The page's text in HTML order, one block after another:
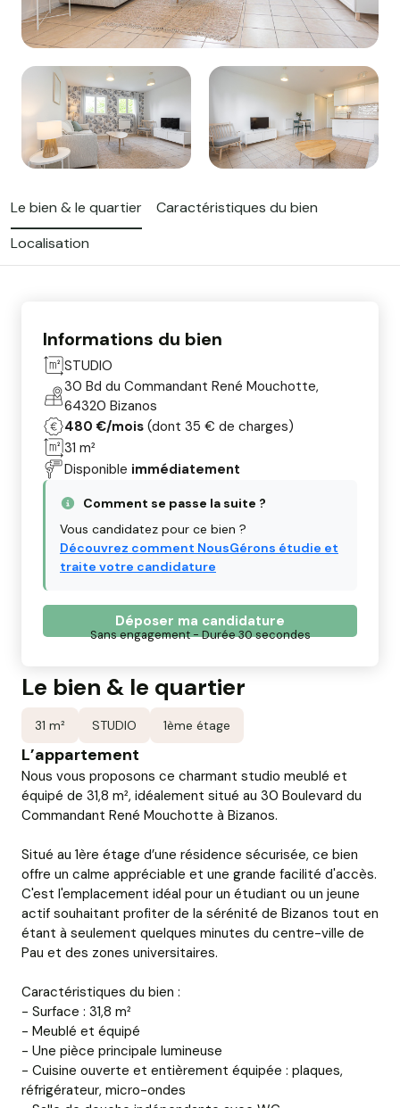
Le bien & le quartier
Caractéristiques du bien
Localisation
Le bien & le quartier
31 m² STUDIO 1ème étage
L’appartement
Nous vous proposons ce charmant studio meublé et
équipé de 31,8 m², idéalement situé au 30 Boulevard du
Commandant René Mouchotte à Bizanos.
Situé au 1ère étage d’une résidence sécurisée, ce bien
offre un calme appréciable et une grande facilité d'accès.
C'est l'emplacement idéal pour un étudiant ou un jeune
actif souhaitant profiter de la sérénité de Bizanos tout en
étant à seulement quelques minutes du centre-ville de
Pau et des zones universitaires.
Caractéristiques du bien :
- Surface : 31,8 m²
- Meublé et équipé
- Une pièce principale lumineuse
- Cuisine ouverte et entièrement équipée : plaques,
réfrigérateur, micro-ondes
Informations du bien
STUDIO
30 Bd du Commandant René Mouchotte,
64320 Bizanos
480 €/mois (dont 35 € de charges)
31 m²
Disponible immédiatement
Comment se passe la suite ?
Vous candidatez pour ce bien ?
Découvrez comment NousGérons étudie et
traite votre candidature
Déposer ma candidature
Sans engagement - Durée 30 secondes